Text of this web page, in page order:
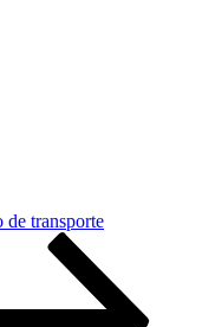
de transporte